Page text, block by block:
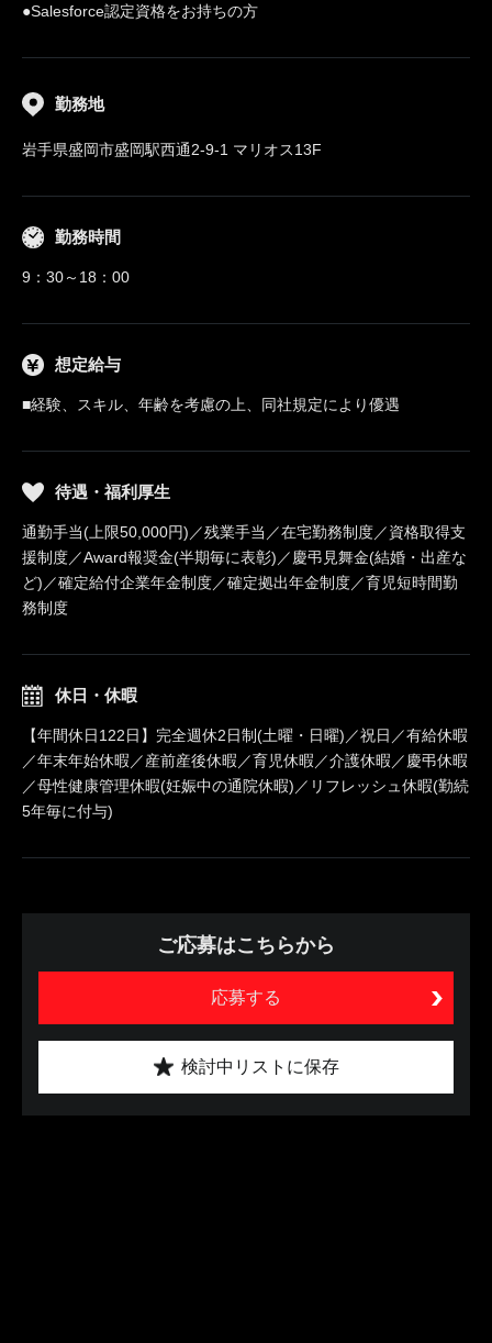
●Salesforce認定資格をお持ちの方
勤務地
岩手県盛岡市盛岡駅西通2-9-1 マリオス13F
勤務時間
9：30～18：00
想定給与
■経験、スキル、年齢を考慮の上、同社規定により優遇
待遇・福利厚生
通勤手当(上限50,000円)／残業手当／在宅勤務制度／資格取得支
援制度／Award報奨金(半期毎に表彰)／慶弔見舞金(結婚・出産な
ど)／確定給付企業年金制度／確定拠出年金制度／育児短時間勤
務制度
休日・休暇
【年間休日122日】完全週休2日制(土曜・日曜)／祝日／有給休暇
／年末年始休暇／産前産後休暇／育児休暇／介護休暇／慶弔休暇
／母性健康管理休暇(妊娠中の通院休暇)／リフレッシュ休暇(勤続
5年毎に付与)
ご応募はこちらから
応募する
検討中リストに保存